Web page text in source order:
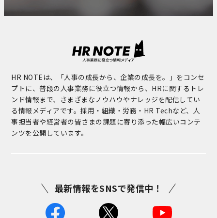
HR NOTEは、「人事の成長から、企業の成長を。」をコンセ
プトに、普段の人事業務に役立つ情報から、HRに関するトレ
ンド情報まで、さまざまなノウハウやナレッジを配信してい
る情報メディアです。採用・組織・労務・HR Techなど、人
事担当者や経営者の皆さまの課題に寄り添った幅広いコンテ
ンツを公開しています。
最新情報をSNSで発信中！